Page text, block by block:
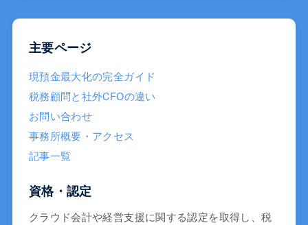
主要ページ
現預金最大化の完全ガイド
税務顧問と社外CFOの違い
お問い合わせ
事務所概要・アクセス
記事一覧
資格・認定
クラウド会計や経営支援に関する認定を取得し、税